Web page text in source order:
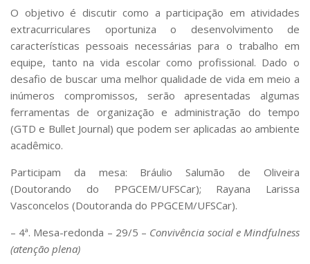
O objetivo é discutir como a participação em atividades
extracurriculares oportuniza o desenvolvimento de
características pessoais necessárias para o trabalho em
equipe, tanto na vida escolar como profissional. Dado o
desafio de buscar uma melhor qualidade de vida em meio a
inúmeros compromissos, serão apresentadas algumas
ferramentas de organização e administração do tempo
(GTD e Bullet Journal) que podem ser aplicadas ao ambiente
acadêmico.
Participam da mesa: Bráulio Salumão de Oliveira
(Doutorando do PPGCEM/UFSCar); Rayana Larissa
Vasconcelos (Doutoranda do PPGCEM/UFSCar).
– 4ª. Mesa-redonda – 29/5 – Convivência social e Mindfulness
(atenção plena)